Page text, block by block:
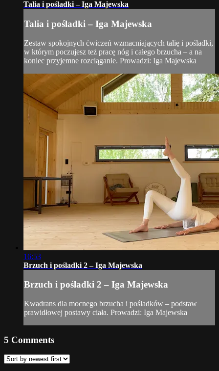
Talia i pośladki – Iga Majewska
Talia i pośladki – Iga Majewska
Zestaw spokojnych ćwiczeń wzmacniających talię i pośladki,
w którym poczujesz też pracę nóg i całego brzucha – a na
koniec przyjemne rozciąganie. Prowadzi: Iga Majewska
16:53
Brzuch i pośladki 2 – Iga Majewska
Brzuch i pośladki 2 – Iga Majewska
Kwadrans dla mocnego brzucha i pośladków – podstaw
prawidłowej postawy ciała. Prowadzi: Iga Majewska
5 Comments